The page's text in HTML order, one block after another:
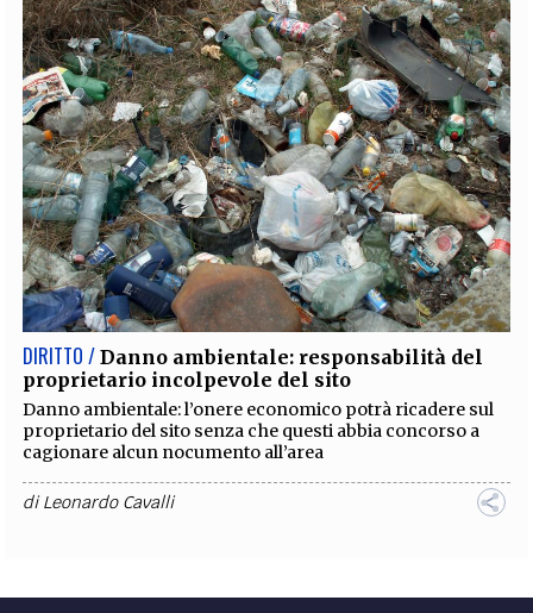
DIRITTO / Danno ambientale: responsabilità del
proprietario incolpevole del sito
Danno ambientale: l’onere economico potrà ricadere sul
proprietario del sito senza che questi abbia concorso a
cagionare alcun nocumento all’area
diLeonardo Cavalli